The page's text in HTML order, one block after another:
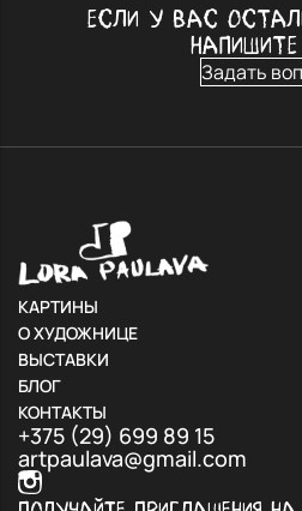
ЕСЛИ У ВАС
Задать
КАРТИНЫ
О ХУДОЖНИЦЕ
ВЫСТАВКИ
БЛОГ
КОНТАКТЫ
+375 (29) 699 89 15
artpaulava@gmail.com